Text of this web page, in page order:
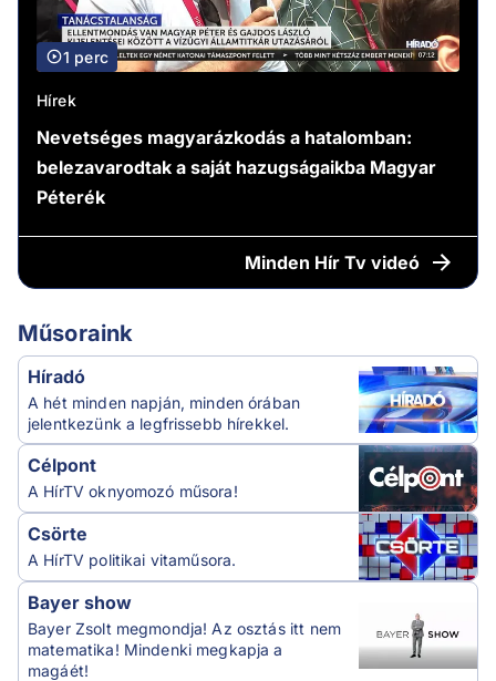
1 perc
Hírek
Nevetséges magyarázkodás a hatalomban:
belezavarodtak a saját hazugságaikba Magyar
Péterék
Minden Hír Tv videó
Műsoraink
Híradó
A hét minden napján, minden órában
jelentkezünk a legfrissebb hírekkel.
Célpont
A HírTV oknyomozó műsora!
Csörte
A HírTV politikai vitaműsora.
Bayer show
Bayer Zsolt megmondja! Az osztás itt nem
matematika! Mindenki megkapja a
magáét!